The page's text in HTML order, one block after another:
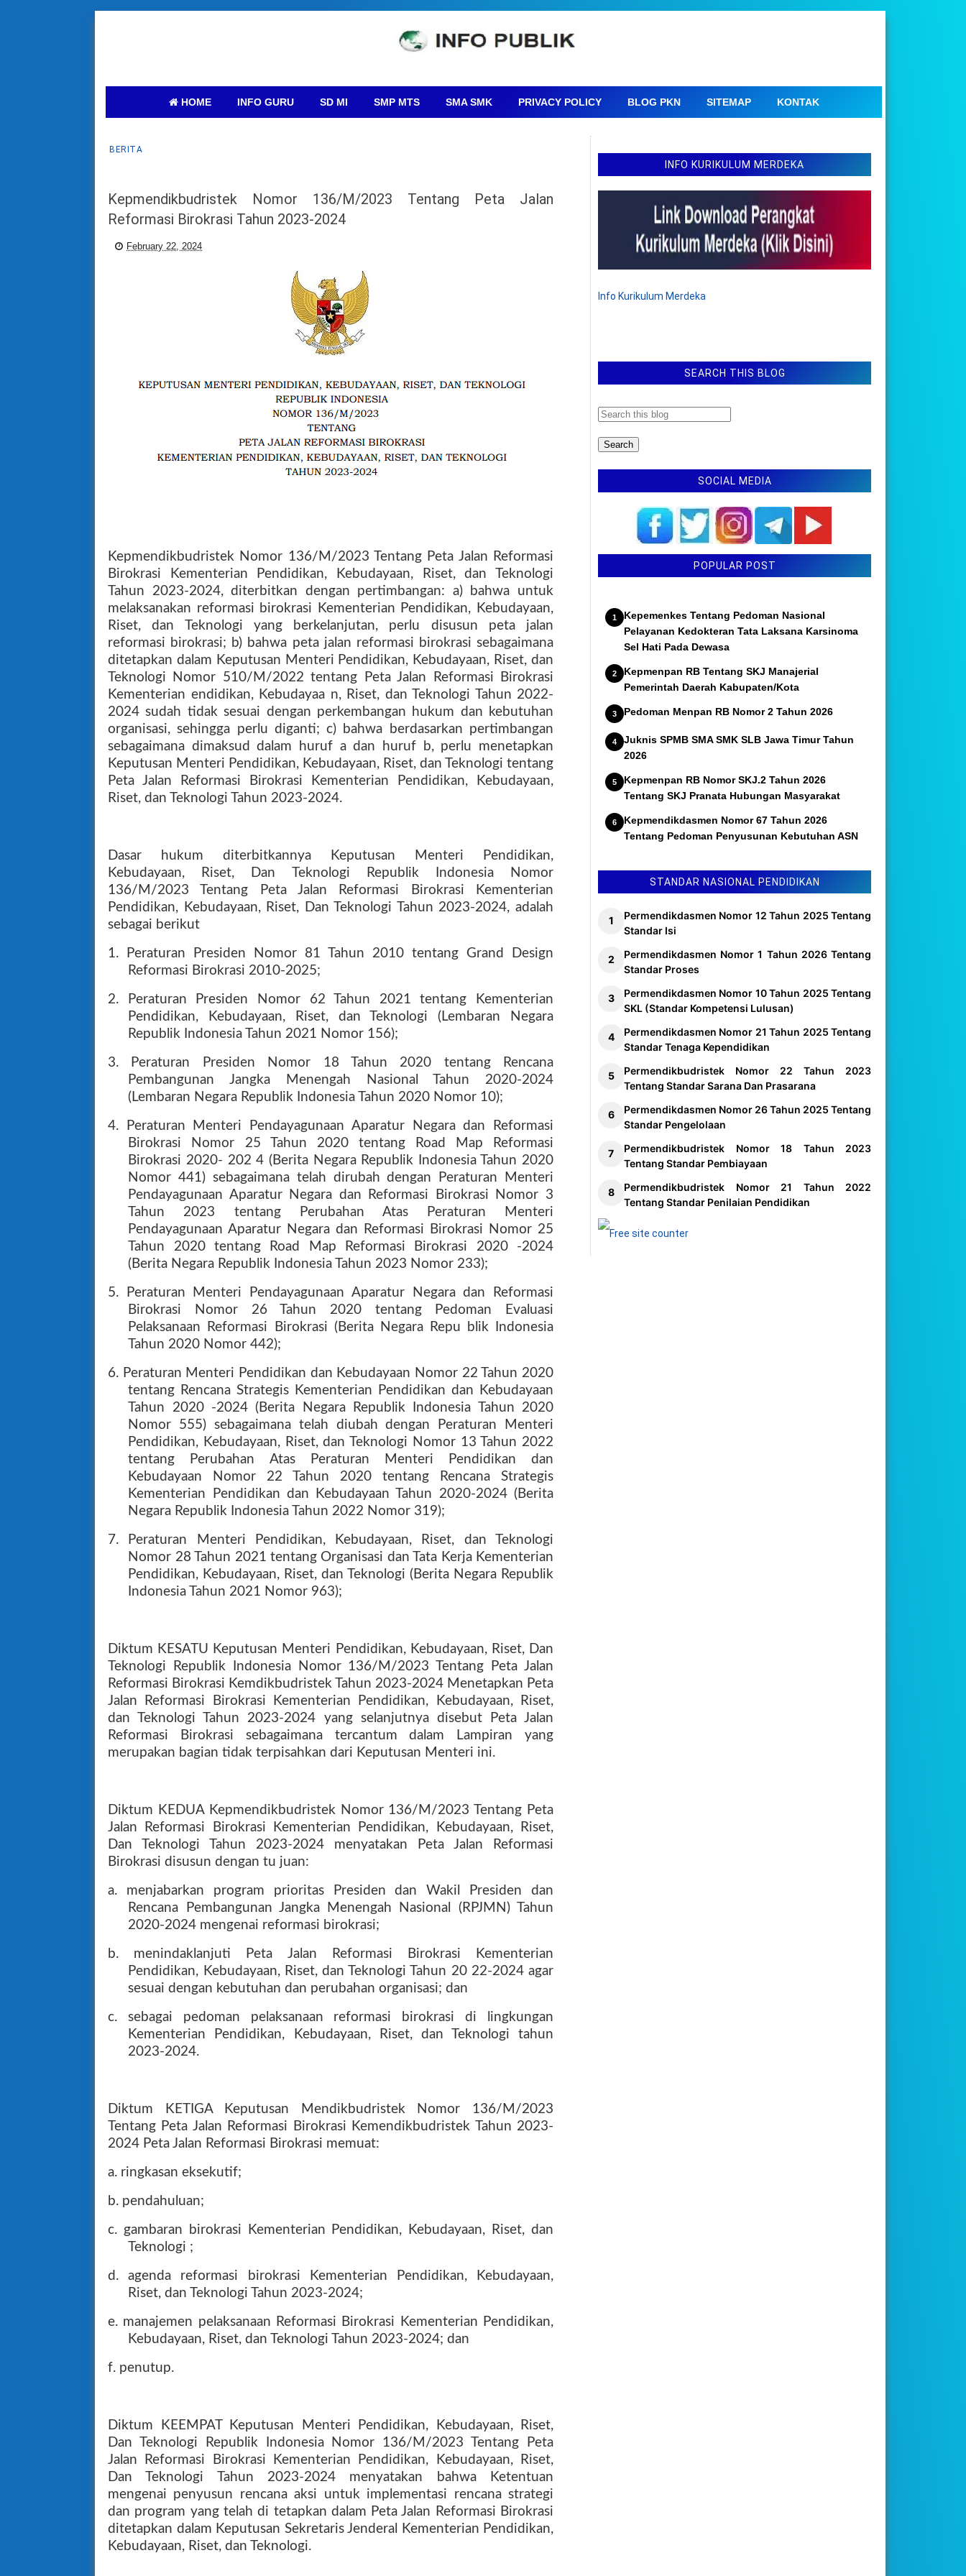
HOME INFO GURU SD MI SMP MTS SMA SMK PRIVACY POLICY BLOG PKN SITEMAP KONTAK
BERITA
Kepmendikbudristek Nomor 136/M/2023 Tentang Peta Jalan
Reformasi Birokrasi Tahun 2023-2024
February 22, 2024
Kepmendikbudristek Nomor 136/M/2023 Tentang Peta Jalan Reformasi
Birokrasi Kementerian Pendidikan, Kebudayaan, Riset, dan Teknologi
Tahun 2023-2024, diterbitkan dengan pertimbangan: a) bahwa untuk
melaksanakan reformasi birokrasi Kementerian Pendidikan, Kebudayaan,
Riset, dan Teknologi yang berkelanjutan, perlu disusun peta jalan
reformasi birokrasi; b) bahwa peta jalan reformasi birokrasi sebagaimana
ditetapkan dalam Keputusan Menteri Pendidikan, Kebudayaan, Riset, dan
Teknologi Nomor 510/M/2022 tentang Peta Jalan Reformasi Birokrasi
Kementerian endidikan, Kebudayaa n, Riset, dan Teknologi Tahun 2022-
2024 sudah tidak sesuai dengan perkembangan hukum dan kebutuhan
organisasi, sehingga perlu diganti; c) bahwa berdasarkan pertimbangan
sebagaimana dimaksud dalam huruf a dan huruf b, perlu menetapkan
Keputusan Menteri Pendidikan, Kebudayaan, Riset, dan Teknologi tentang
Peta Jalan Reformasi Birokrasi Kementerian Pendidikan, Kebudayaan,
Riset, dan Teknologi Tahun 2023-2024.
Dasar hukum diterbitkannya Keputusan Menteri Pendidikan,
Kebudayaan, Riset, Dan Teknologi Republik Indonesia Nomor
136/M/2023 Tentang Peta Jalan Reformasi Birokrasi Kementerian
Pendidikan, Kebudayaan, Riset, Dan Teknologi Tahun 2023-2024, adalah
sebagai berikut
1. Peraturan Presiden Nomor 81 Tahun 2010 tentang Grand Design
Reformasi Birokrasi 2010-2025;
2. Peraturan Presiden Nomor 62 Tahun 2021 tentang Kementerian
Pendidikan, Kebudayaan, Riset, dan Teknologi (Lembaran Negara
Republik Indonesia Tahun 2021 Nomor 156);
3. Peraturan Presiden Nomor 18 Tahun 2020 tentang Rencana
Pembangunan Jangka Menengah Nasional Tahun 2020-2024
(Lembaran Negara Republik Indonesia Tahun 2020 Nomor 10);
4. Peraturan Menteri Pendayagunaan Aparatur Negara dan Reformasi
Birokrasi Nomor 25 Tahun 2020 tentang Road Map Reformasi
Birokrasi 2020- 202 4 (Berita Negara Republik Indonesia Tahun 2020
Nomor 441) sebagaimana telah dirubah dengan Peraturan Menteri
Pendayagunaan Aparatur Negara dan Reformasi Birokrasi Nomor 3
Tahun 2023 tentang Perubahan Atas Peraturan Menteri
Pendayagunaan Aparatur Negara dan Reformasi Birokrasi Nomor 25
Tahun 2020 tentang Road Map Reformasi Birokrasi 2020 -2024
(Berita Negara Republik Indonesia Tahun 2023 Nomor 233);
5. Peraturan Menteri Pendayagunaan Aparatur Negara dan Reformasi
Birokrasi Nomor 26 Tahun 2020 tentang Pedoman Evaluasi
Pelaksanaan Reformasi Birokrasi (Berita Negara Repu blik Indonesia
Tahun 2020 Nomor 442);
6. Peraturan Menteri Pendidikan dan Kebudayaan Nomor 22 Tahun 2020
tentang Rencana Strategis Kementerian Pendidikan dan Kebudayaan
Tahun 2020 -2024 (Berita Negara Republik Indonesia Tahun 2020
Nomor 555) sebagaimana telah diubah dengan Peraturan Menteri
Pendidikan, Kebudayaan, Riset, dan Teknologi Nomor 13 Tahun 2022
tentang Perubahan Atas Peraturan Menteri Pendidikan dan
Kebudayaan Nomor 22 Tahun 2020 tentang Rencana Strategis
Kementerian Pendidikan dan Kebudayaan Tahun 2020-2024 (Berita
Negara Republik Indonesia Tahun 2022 Nomor 319);
7. Peraturan Menteri Pendidikan, Kebudayaan, Riset, dan Teknologi
Nomor 28 Tahun 2021 tentang Organisasi dan Tata Kerja Kementerian
Pendidikan, Kebudayaan, Riset, dan Teknologi (Berita Negara Republik
Indonesia Tahun 2021 Nomor 963);
Diktum KESATU Keputusan Menteri Pendidikan, Kebudayaan, Riset, Dan
Teknologi Republik Indonesia Nomor 136/M/2023 Tentang Peta Jalan
Reformasi Birokrasi Kemdikbudristek Tahun 2023-2024 Menetapkan Peta
Jalan Reformasi Birokrasi Kementerian Pendidikan, Kebudayaan, Riset,
dan Teknologi Tahun 2023-2024 yang selanjutnya disebut Peta Jalan
Reformasi Birokrasi sebagaimana tercantum dalam Lampiran yang
merupakan bagian tidak terpisahkan dari Keputusan Menteri ini.
Diktum KEDUA Kepmendikbudristek Nomor 136/M/2023 Tentang Peta
Jalan Reformasi Birokrasi Kementerian Pendidikan, Kebudayaan, Riset,
Dan Teknologi Tahun 2023-2024 menyatakan Peta Jalan Reformasi
Birokrasi disusun dengan tu juan:
a. menjabarkan program prioritas Presiden dan Wakil Presiden dan
Rencana Pembangunan Jangka Menengah Nasional (RPJMN) Tahun
2020-2024 mengenai reformasi birokrasi;
b. menindaklanjuti Peta Jalan Reformasi Birokrasi Kementerian
Pendidikan, Kebudayaan, Riset, dan Teknologi Tahun 20 22-2024 agar
sesuai dengan kebutuhan dan perubahan organisasi; dan
c. sebagai pedoman pelaksanaan reformasi birokrasi di lingkungan
Kementerian Pendidikan, Kebudayaan, Riset, dan Teknologi tahun
2023-2024.
Diktum KETIGA Keputusan Mendikbudristek Nomor 136/M/2023
Tentang Peta Jalan Reformasi Birokrasi Kemendikbudristek Tahun 2023-
2024 Peta Jalan Reformasi Birokrasi memuat:
a. ringkasan eksekutif;
b. pendahuluan;
c. gambaran birokrasi Kementerian Pendidikan, Kebudayaan, Riset, dan
Teknologi ;
d. agenda reformasi birokrasi Kementerian Pendidikan, Kebudayaan,
Riset, dan Teknologi Tahun 2023-2024;
e. manajemen pelaksanaan Reformasi Birokrasi Kementerian Pendidikan,
Kebudayaan, Riset, dan Teknologi Tahun 2023-2024; dan
f. penutup.
Diktum KEEMPAT Keputusan Menteri Pendidikan, Kebudayaan, Riset,
Dan Teknologi Republik Indonesia Nomor 136/M/2023 Tentang Peta
Jalan Reformasi Birokrasi Kementerian Pendidikan, Kebudayaan, Riset,
Dan Teknologi Tahun 2023-2024 menyatakan bahwa Ketentuan
mengenai penyusun rencana aksi untuk implementasi rencana strategi
dan program yang telah di tetapkan dalam Peta Jalan Reformasi Birokrasi
ditetapkan dalam Keputusan Sekretaris Jenderal Kementerian Pendidikan,
Kebudayaan, Riset, dan Teknologi.
INFO KURIKULUM MERDEKA
Info Kurikulum Merdeka
SEARCH THIS BLOG
SOCIAL MEDIA
POPULAR POST
Kepemenkes Tentang Pedoman Nasional
Pelayanan Kedokteran Tata Laksana Karsinoma
Sel Hati Pada Dewasa
Kepmenpan RB Tentang SKJ Manajerial
Pemerintah Daerah Kabupaten/Kota
Pedoman Menpan RB Nomor 2 Tahun 2026
Juknis SPMB SMA SMK SLB Jawa Timur Tahun
2026
Kepmenpan RB Nomor SKJ.2 Tahun 2026
Tentang SKJ Pranata Hubungan Masyarakat
Kepmendikdasmen Nomor 67 Tahun 2026
Tentang Pedoman Penyusunan Kebutuhan ASN
STANDAR NASIONAL PENDIDIKAN
Permendikdasmen Nomor 12 Tahun 2025 Tentang
Standar Isi
Permendikdasmen Nomor 1 Tahun 2026 Tentang
Standar Proses
Permendikdasmen Nomor 10 Tahun 2025 Tentang
SKL (Standar Kompetensi Lulusan)
Permendikdasmen Nomor 21 Tahun 2025 Tentang
Standar Tenaga Kependidikan
Permendikbudristek Nomor 22 Tahun 2023
Tentang Standar Sarana Dan Prasarana
Permendikdasmen Nomor 26 Tahun 2025 Tentang
Standar Pengelolaan
Permendikbudristek Nomor 18 Tahun 2023
Tentang Standar Pembiayaan
Permendikbudristek Nomor 21 Tahun 2022
Tentang Standar Penilaian Pendidikan